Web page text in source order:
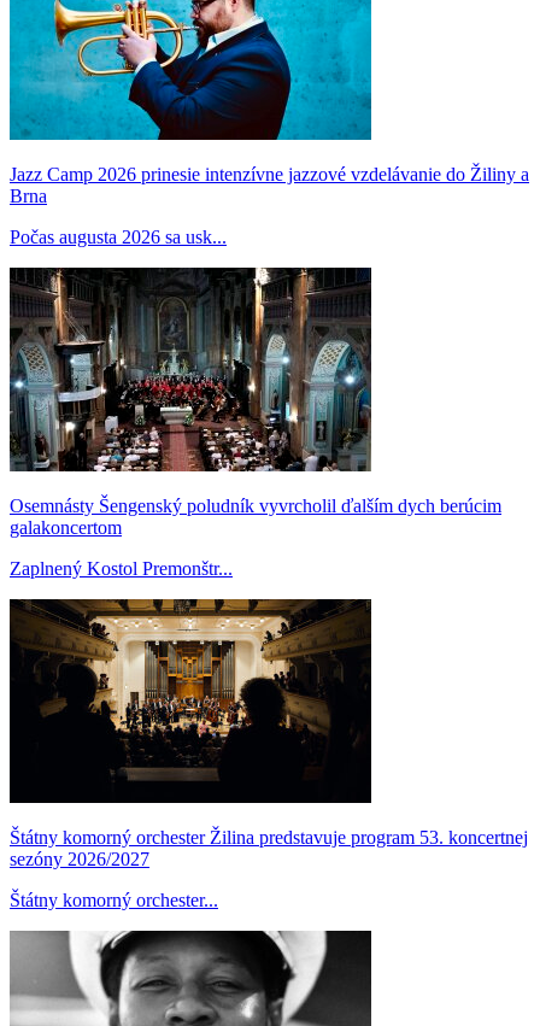
Jazz Camp 2026 prinesie intenzívne jazzové vzdelávanie do Žiliny a
Brna
Počas augusta 2026 sa usk...
Osemnásty Šengenský poludník vyvrcholil ďalším dych berúcim
galakoncertom
Zaplnený Kostol Premonštr...
Štátny komorný orchester Žilina predstavuje program 53. koncertnej
sezóny 2026/2027
Štátny komorný orchester...